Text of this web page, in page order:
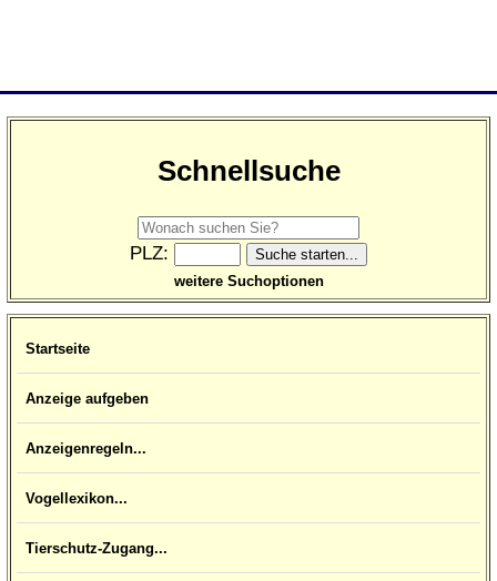
Schnellsuche
PLZ:
weitere Suchoptionen
Startseite
Anzeige aufgeben
Anzeigenregeln...
Vogellexikon...
Tierschutz-Zugang...